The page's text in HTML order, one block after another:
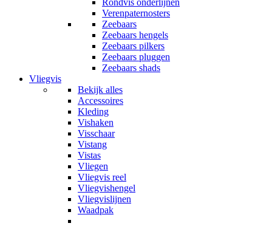
Rondvis onderlijnen
Verenpaternosters
Zeebaars
Zeebaars hengels
Zeebaars pilkers
Zeebaars pluggen
Zeebaars shads
Vliegvis
Bekijk alles
Accessoires
Kleding
Vishaken
Visschaar
Vistang
Vistas
Vliegen
Vliegvis reel
Vliegvishengel
Vliegvislijnen
Waadpak